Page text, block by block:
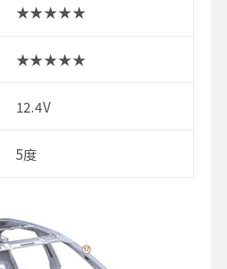
★★★★★
★★★★★
12.4V
5度